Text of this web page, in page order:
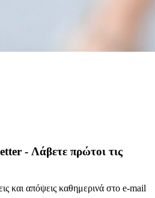
- Λάβετε πρώτοι τις
και απόψεις καθημερινά στο e-mail